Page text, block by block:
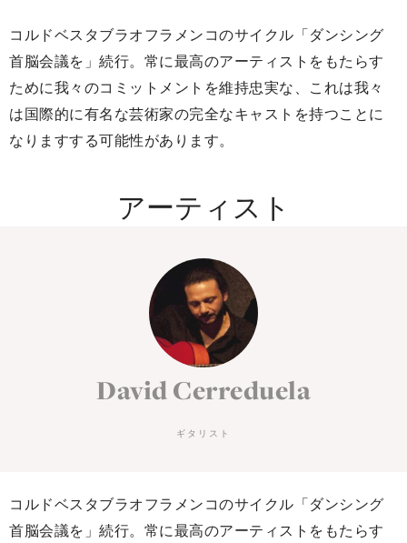
コルドベスタブラオフラメンコのサイクル「ダンシング
首脳会議を」続行。常に最高のアーティストをもたらす
ために我々のコミットメントを維持忠実な、これは我々
は国際的に有名な芸術家の完全なキャストを持つことに
なりますする可能性があります。
アーティスト
David Cerreduela
ギタリスト
コルドベスタブラオフラメンコのサイクル「ダンシング
首脳会議を」続行。常に最高のアーティストをもたらす